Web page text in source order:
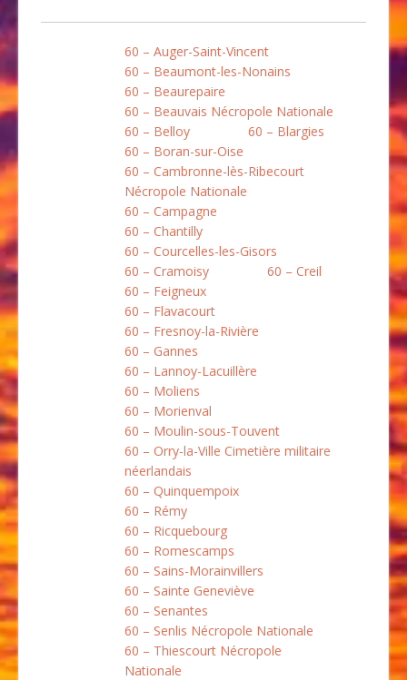
60 – Auger-Saint-Vincent
60 – Beaumont-les-Nonains
60 – Beaurepaire
60 – Beauvais Nécropole Nationale
60 – Belloy
60 – Blargies
60 – Boran-sur-Oise
60 – Cambronne-lès-Ribecourt
Nécropole Nationale
60 – Campagne
60 – Chantilly
60 – Courcelles-les-Gisors
60 – Cramoisy
60 – Creil
60 – Feigneux
60 – Flavacourt
60 – Fresnoy-la-Rivière
60 – Gannes
60 – Lannoy-Lacuillère
60 – Moliens
60 – Morienval
60 – Moulin-sous-Touvent
60 – Orry-la-Ville Cimetière militaire
néerlandais
60 – Quinquempoix
60 – Rémy
60 – Ricquebourg
60 – Romescamps
60 – Sains-Morainvillers
60 – Sainte Geneviève
60 – Senantes
60 – Senlis Nécropole Nationale
60 – Thiescourt Nécropole
Nationale